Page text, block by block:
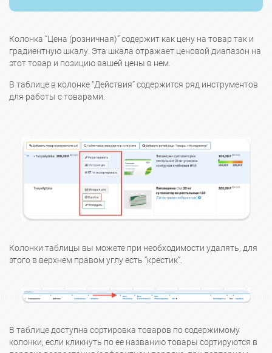
Колонка “Цена (розничная)” содержит как цену на товар так и
градиентную шкалу. Эта шкала отражает ценовой диапазон на
этот товар и позицию вашей цены в нем.
В таблице в колонке “Действия” содержится ряд инструментов
для работы с товарами.
Колонки таблицы вы можете при необходимости удалять, для
этого в верхнем правом углу есть “крестик”.
В таблице доступна сортировка товаров по содержимому
колонки, если кликнуть по ее названию товары сортируются в